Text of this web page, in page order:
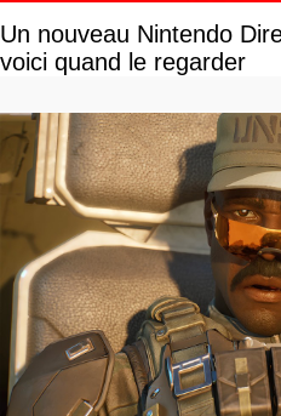
Un nouveau Nintendo
voici quand le regarder